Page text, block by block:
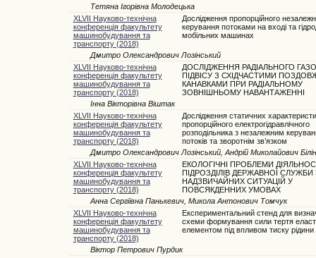
Тетяна Ігорівна Молодецька
XLVII Науково-технічна
конференція факультету
машинобудування та
транспорту (2018)
Дослідження пропорційного
керування потоками на вході та
мобільних машинах
Дмитро Олександрович Лозінський
XLVII Науково-технічна
конференція факультету
машинобудування та
транспорту (2018)
ДОСЛІДЖЕННЯ РАДІАЛЬНОГО
ПІДВІСУ З СХІДЧАСТИМИ
КАНАВКАМИ ПРИ РАДІАЛЬНОМУ
ЗОВНІШНЬОМУ НАВАНТАЖЕННІ
Інна Вікторівна Віштак
XLVII Науково-технічна
конференція факультету
машинобудування та
транспорту (2018)
Дослідження статичних
пропорційного електрогідравлічного
розподільника з незалежним
потоків та зворотнім зв’язком
Дмитро Олександрович Лозінський, Андрій Миколайович
XLVII Науково-технічна
конференція факультету
машинобудування та
транспорту (2018)
ЕКОЛОГІЧНІ ПРОБЛЕМИ
ПІДРОЗДІЛІВ ДЕРЖАВНОЇ СЛУЖБИ
НАДЗВИЧАЙНИХ СИТУАЦІЙ У
ПОВСЯКДЕННИХ УМОВАХ
Анна Сергіївна Панькевич, Микола Антонович Томчук
XLVII Науково-технічна
конференція факультету
машинобудування та
транспорту (2018)
Експериментальний стенд для
схеми формування сили тертя
елементом під впливом тиску рідини
Віктор Петрович Пурдик